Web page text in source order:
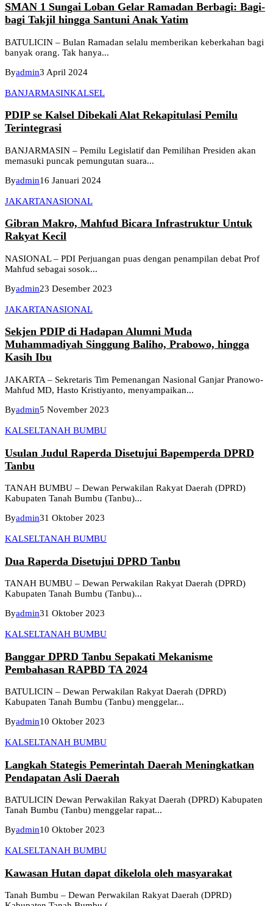
SMAN 1 Sungai Loban Gelar Ramadan Berbagi: Bagi-
bagi Takjil hingga Santuni Anak Yatim
BATULICIN – Bulan Ramadan selalu memberikan keberkahan bagi
banyak orang. Tak hanya...
Byadmin3 April 2024
BANJARMASINKALSEL
PDIP se Kalsel Dibekali Alat Rekapitulasi Pemilu
Terintegrasi
BANJARMASIN – Pemilu Legislatif dan Pemilihan Presiden akan
memasuki puncak pemungutan suara...
Byadmin16 Januari 2024
JAKARTANASIONAL
Gibran Makro, Mahfud Bicara Infrastruktur Untuk
Rakyat Kecil
NASIONAL – PDI Perjuangan puas dengan penampilan debat Prof
Mahfud sebagai sosok...
Byadmin23 Desember 2023
JAKARTANASIONAL
Sekjen PDIP di Hadapan Alumni Muda
Muhammadiyah Singgung Baliho, Prabowo, hingga
Kasih Ibu
JAKARTA – Sekretaris Tim Pemenangan Nasional Ganjar Pranowo-
Mahfud MD, Hasto Kristiyanto, menyampaikan...
Byadmin5 November 2023
KALSELTANAH BUMBU
Usulan Judul Raperda Disetujui Bapemperda DPRD
Tanbu
TANAH BUMBU – Dewan Perwakilan Rakyat Daerah (DPRD)
Kabupaten Tanah Bumbu (Tanbu)...
Byadmin31 Oktober 2023
KALSELTANAH BUMBU
Dua Raperda Disetujui DPRD Tanbu
TANAH BUMBU – Dewan Perwakilan Rakyat Daerah (DPRD)
Kabupaten Tanah Bumbu (Tanbu)...
Byadmin31 Oktober 2023
KALSELTANAH BUMBU
Banggar DPRD Tanbu Sepakati Mekanisme
Pembahasan RAPBD TA 2024
BATULICIN – Dewan Perwakilan Rakyat Daerah (DPRD)
Kabupaten Tanah Bumbu (Tanbu) menggelar...
Byadmin10 Oktober 2023
KALSELTANAH BUMBU
Langkah Stategis Pemerintah Daerah Meningkatkan
Pendapatan Asli Daerah
BATULICIN Dewan Perwakilan Rakyat Daerah (DPRD) Kabupaten
Tanah Bumbu (Tanbu) menggelar rapat...
Byadmin10 Oktober 2023
KALSELTANAH BUMBU
Kawasan Hutan dapat dikelola oleh masyarakat
Tanah Bumbu – Dewan Perwakilan Rakyat Daerah (DPRD)